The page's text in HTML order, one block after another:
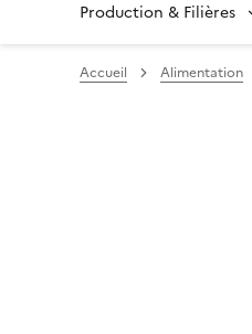
Production & Filières
Accueil Alimentation